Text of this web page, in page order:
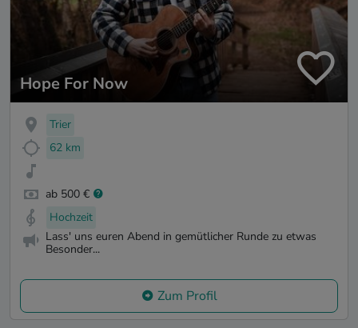
Hope For Now
Trier
62 km
ab 500 €
Hochzeit
Lass' uns euren Abend in gemütlicher Runde zu etwas
Besonder...
Zum Profil